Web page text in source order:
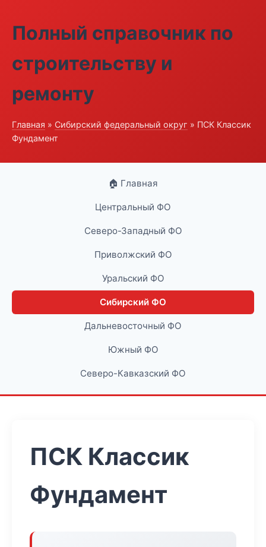
Полный справочник по
строительству и
ремонту
Главная » Сибирский федеральный округ » ПСК Классик
Фундамент
🏠 Главная
Центральный ФО
Северо-Западный ФО
Приволжский ФО
Уральский ФО
Сибирский ФО
Дальневосточный ФО
Южный ФО
Северо-Кавказский ФО
ПСК Классик
Фундамент